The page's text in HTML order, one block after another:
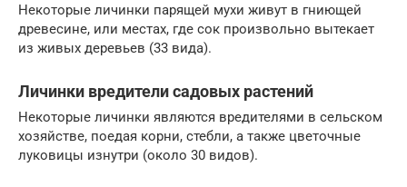
Некоторые личинки парящей мухи живут в гниющей
древесине, или местах, где сок произвольно вытекает
из живых деревьев (33 вида).
Личинки вредители садовых растений
Некоторые личинки являются вредителями в сельском
хозяйстве, поедая корни, стебли, а также цветочные
луковицы изнутри (около 30 видов).